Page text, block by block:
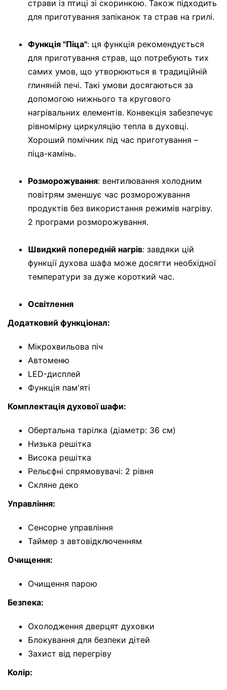
страви із птиці зі скоринкою. Також підходить
для приготування запіканок та страв на грилі.
Функція "Піца": ця функція рекомендується
для приготування страв, що потребують тих
самих умов, що утворюються в традиційній
глиняній печі. Такі умови досягаються за
допомогою нижнього та кругового
нагрівальних елементів. Конвекція забезпечує
рівномірну циркуляцію тепла в духовці.
Хороший помічник під час приготування –
піца-камінь.
Розморожування: вентилювання холодним
повітрям зменшує час розморожування
продуктів без використання режимів нагріву.
2 програми розморожування.
Швидкий попередній нагрів: завдяки цій
функції духова шафа може досягти необхідної
температури за дуже короткий час.
Освітлення
Додатковий функціонал:
Мікрохвильова піч
Автоменю
LED-дисплей
Функція пам'яті
Комплектація духової шафи:
Обертальна тарілка (діаметр: 36 см)
Низька решітка
Висока решітка
Рельєфні спрямовувачі: 2 рівня
Скляне деко
Управління:
Сенсорне управління
Таймер з автовідключенням
Очищення:
Очищення парою
Безпека:
Охолодження дверцят духовки
Блокування для безпеки дітей
Захист від перегріву
Колір: